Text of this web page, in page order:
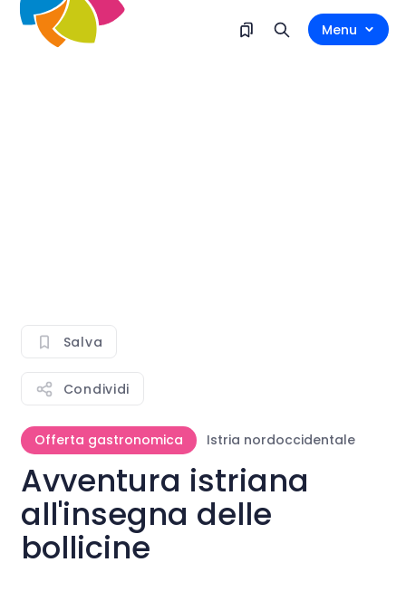
Menu
Salva
Condividi
Offerta gastronomica Istria nordoccidentale
Avventura istriana
all'insegna delle
bollicine